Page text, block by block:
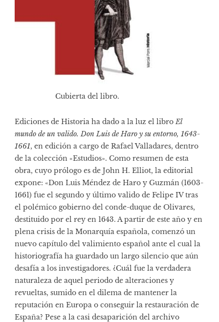
Cubierta del libro.
Ediciones de Historia ha dado a la luz el libroEl
mundo de un valido. Don Luis de Haro y su entorno, 1643-
1661, en edición a cargo de Rafael Valladares, dentro
de la colección «Estudios». Como resumen de esta
obra, cuyo prólogo es de John H. Elliot, la editorial
expone: «Don Luis Méndez de Haro y Guzmán (1603-
1661) fue el segundo y último valido de Felipe IV tras
el polémico gobierno del conde-duque de Olivares,
destituido por el rey en 1643. A partir de este año y en
plena crisis de la Monarquía española, comenzó un
nuevo capítulo del valimiento español ante el cual la
historiografía ha guardado un largo silencio que aún
desafía a los investigadores. ¿Cuál fue la verdadera
naturaleza de aquel periodo de alteraciones y
revueltas, sumido en el dilema de mantener la
reputación en Europa o conseguir la restauración de
España? Pese a la casi desaparición del archivo